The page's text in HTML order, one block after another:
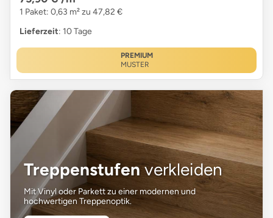
1 Paket: 0,63 m² zu 47,82 €
Lieferzeit: 10 Tage
PREMIUM
MUSTER
Treppenstufenverkleiden
Mit Vinyl oder Parkett zu einer modernen und
hochwertigen Treppenoptik.